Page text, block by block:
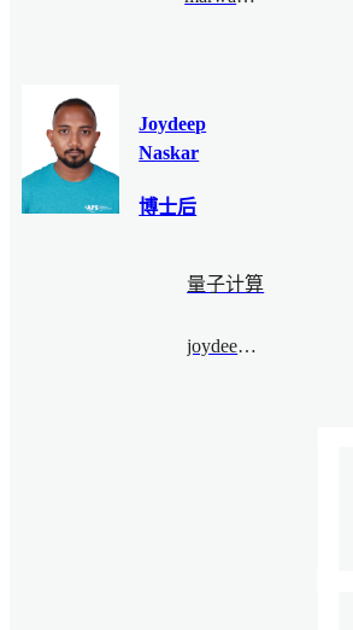
Joydeep
Naskar
博士后
量子计算
joydeepnaskar@bimsa.cn